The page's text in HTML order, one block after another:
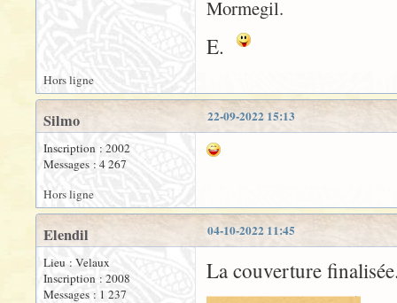
Mormegil.
E.
Hors ligne
22-09-2022 15:13
Silmo
Inscription : 2002
Messages : 4 267
Hors ligne
04-10-2022 11:45
Elendil
Lieu : Velaux
Inscription : 2008
Messages : 1 237
La couverture